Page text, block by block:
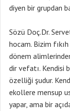
diyen bir grupdan
Sözü Doç.Dr.
hocam. Bizim
dönem
dir vefatı. Kendisi
özelliği şudur.
ekollere mensup
yapar, ama bir